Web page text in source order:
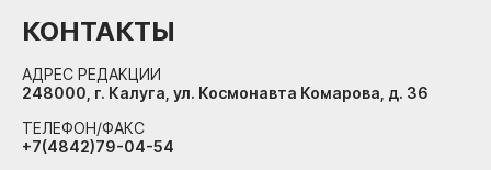
КОНТАКТЫ
АДРЕС РЕДАКЦИИ
248000, г. Калуга, ул. Космонавта Комарова, д. 36
ТЕЛЕФОН/ФАКС
+7(4842)79-04-54